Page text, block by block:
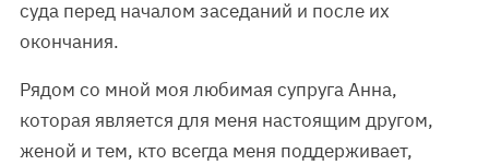
суда перед началом заседаний и после их
окончания.
Рядом со мной моя любимая супруга Анна,
которая является для меня настоящим другом,
женой и тем, кто всегда меня поддерживает,